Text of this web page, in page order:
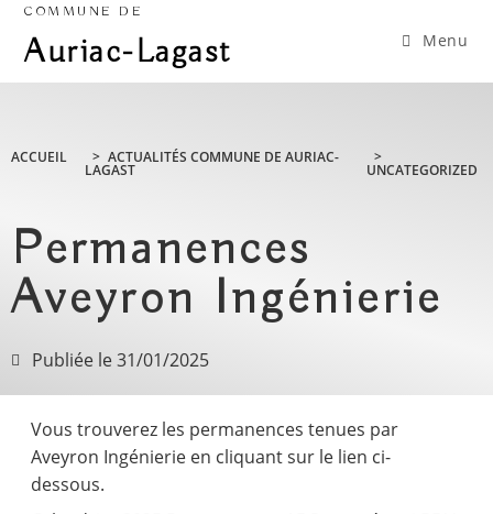
COMMUNE DE
Auriac-Lagast Menu
ACCUEIL > ACTUALITÉS COMMUNE DE AURIAC-
LAGAST
>
UNCATEGORIZED
Permanences
Aveyron Ingénierie
Publiée le31/01/2025
Vous trouverez les permanences tenues par
Aveyron Ingénierie en cliquant sur le lien ci-
dessous.